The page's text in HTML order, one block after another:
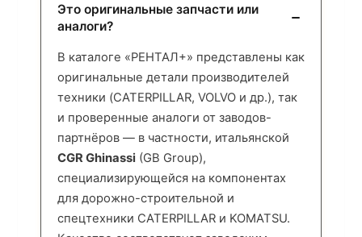
Это оригинальные запчасти или
аналоги?
В каталоге «РЕНТАЛ+» представлены как
оригинальные детали производителей
техники (CATERPILLAR, VOLVO и др.), так
и проверенные аналоги от заводов-
партнёров — в частности, итальянской
CGR Ghinassi (GB Group),
специализирующейся на компонентах
для дорожно-строительной и
спецтехники CATERPILLAR и KOMATSU.